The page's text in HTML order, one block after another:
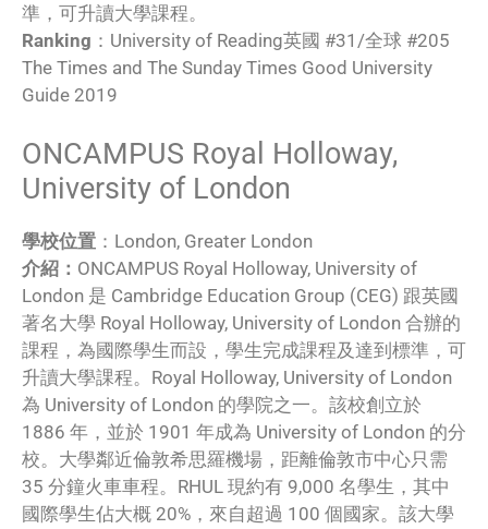
準，可升讀大學課程。
Ranking ：University of Reading英國 #31/全球 #205
The Times and The Sunday Times Good University
Guide 2019
ONCAMPUS Royal Holloway,
University of London
學校位置 ：London, Greater London
介紹： ONCAMPUS Royal Holloway, University of
London 是 Cambridge Education Group (CEG) 跟英國
著名大學 Royal Holloway, University of London 合辦的
課程，為國際學生而設，學生完成課程及達到標準，可
升讀大學課程。Royal Holloway, University of London
為 University of London 的學院之一。該校創立於
1886 年，並於 1901 年成為 University of London 的分
校。大學鄰近倫敦希思羅機場，距離倫敦市中心只需
35 分鐘火車車程。RHUL 現約有 9,000 名學生，其中
國際學生佔大概 20%，來自超過 100 個國家。該大學